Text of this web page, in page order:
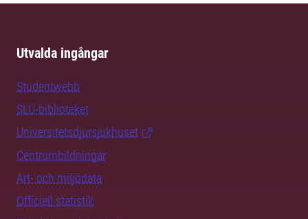
Utvalda ingångar
Studentwebb
SLU-biblioteket
Universitetsdjursjukhuset
Centrumbildningar
Art- och miljödata
Officiell statistik